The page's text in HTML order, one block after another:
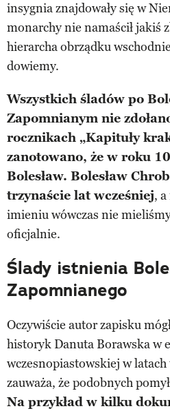
insygnia znajdowały się w
monarchy nie namaścił jakiś
hierarcha obrządku
dowiemy.
Wszystkich śladów po
Zapomnianym nie
rocznikach „Kapituły
zanotowano, że w roku
Bolesław. Bolesław
trzynaście lat wcześniej,
imieniu wówczas nie
oficjalnie.
Ślady istnienia
Zapomnianego
Oczywiście autor zapisku
historyk Danuta Borawska w
wczesnopiastowskiej w
zauważa, że podobnych
Na przykład w kilku